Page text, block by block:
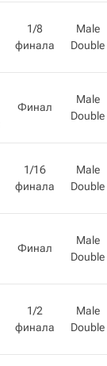
1/8
финала
Male
Double
Финал
Male
Double
1/16
финала
Male
Double
Финал
Male
Double
1/2
финала
Male
Double